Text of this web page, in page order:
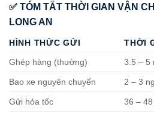
✅ TÓM TẮT THỜI GIAN VẬN
LONG AN
HÌNH THỨC GỬI
THỜI
Ghép hàng (thường)
3.5 – 5
Bao xe nguyên chuyến 2 – 3
Gửi hỏa tốc 36 –